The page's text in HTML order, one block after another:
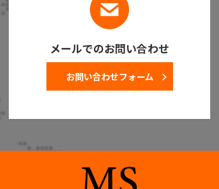
メールでのお問い合わせ
お問い合わせフォーム